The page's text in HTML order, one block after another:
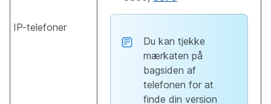
IP-telefoner
Du kan tjekke
mærkaten på
bagsiden af
telefonen for at
finde din version